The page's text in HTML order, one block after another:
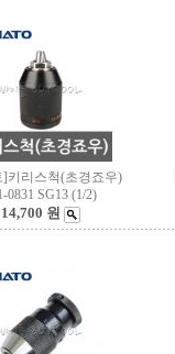
]키리스척(초경죠우)
0831 SG13 (1/2)
14,700 원